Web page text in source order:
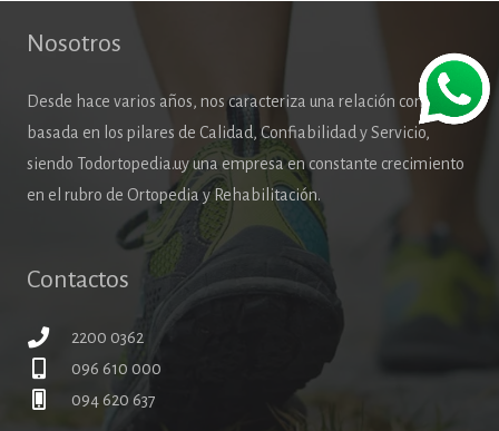
Nosotros
Desde hace varios años, nos caracteriza una relación comercial
basada en los pilares de Calidad, Confiabilidad y Servicio,
siendo Todortopedia.uy una empresa en constante crecimiento
en el rubro de Ortopedia y Rehabilitación.
Contactos
2200 0362
096 610 000
094 620 637